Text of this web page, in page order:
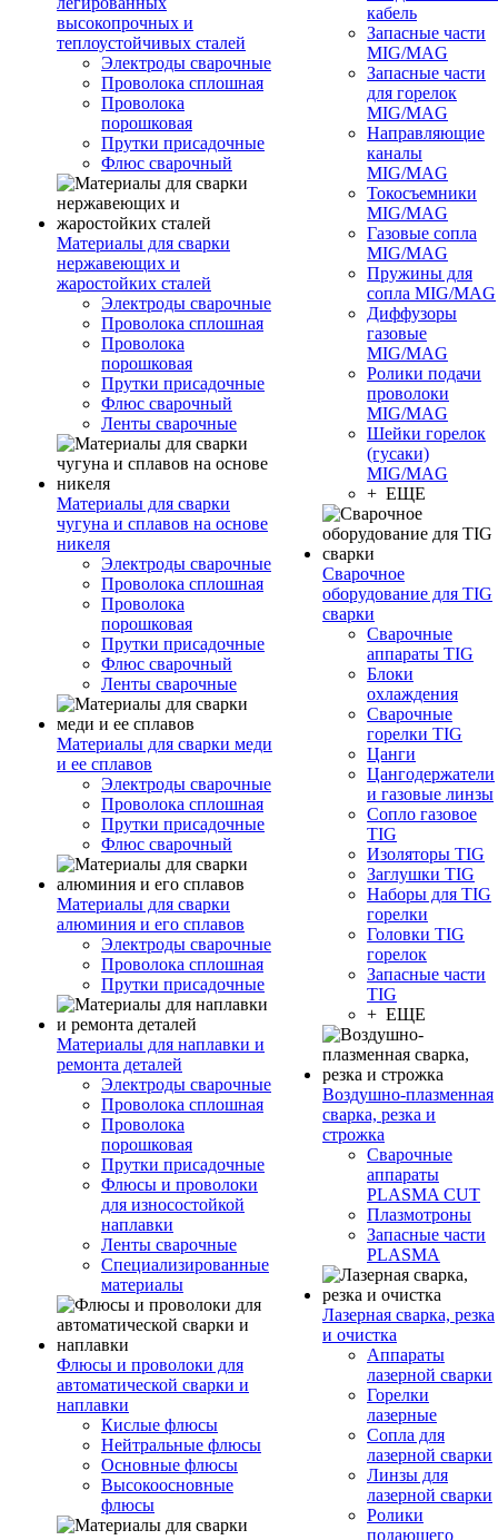
высокопрочных и
теплоустойчивых сталей
Электроды сварочные
Проволока сплошная
Проволока
порошковая
Прутки присадочные
Флюс сварочный
Материалы для сварки
нержавеющих и
жаростойких сталей
Электроды сварочные
Проволока сплошная
Проволока
порошковая
Прутки присадочные
Флюс сварочный
Ленты сварочные
Материалы для сварки
чугуна и сплавов на основе
никеля
Электроды сварочные
Проволока сплошная
Проволока
порошковая
Прутки присадочные
Флюс сварочный
Ленты сварочные
Материалы для сварки меди
и ее сплавов
Электроды сварочные
Проволока сплошная
Прутки присадочные
Флюс сварочный
Материалы для сварки
алюминия и его сплавов
Электроды сварочные
Проволока сплошная
Прутки присадочные
Материалы для наплавки и
ремонта деталей
Электроды сварочные
Проволока сплошная
Проволока
порошковая
Прутки присадочные
Флюсы и проволоки
для износостойкой
наплавки
Ленты сварочные
Специализированные
материалы
Флюсы и проволоки для
автоматической сварки и
наплавки
Кислые флюсы
Нейтральные флюсы
Основные флюсы
Высокоосновные
флюсы
кабель
Запасные части
MIG/MAG
Запасные части
для горелок
MIG/MAG
Направляющие
каналы
MIG/MAG
Токосъемники
MIG/MAG
Газовые сопла
MIG/MAG
Пружины для
сопла MIG/MAG
Диффузоры
газовые
MIG/MAG
Ролики подачи
проволоки
MIG/MAG
Шейки горелок
(гусаки)
MIG/MAG
+ ЕЩЕ
Сварочное
оборудование для TIG
сварки
Сварочные
аппараты TIG
Блоки
охлаждения
Сварочные
горелки TIG
Цанги
Цангодержатели
и газовые линзы
Сопло газовое
TIG
Изоляторы TIG
Заглушки TIG
Наборы для TIG
горелки
Головки TIG
горелок
Запасные части
TIG
+ ЕЩЕ
Воздушно-плазменная
сварка, резка и
строжка
Сварочные
аппараты
PLASMA CUT
Плазмотроны
Запасные части
PLASMA
Лазерная сварка, резка
и очистка
Аппараты
лазерной сварки
Горелки
лазерные
Сопла для
лазерной сварки
Линзы для
лазерной сварки
Ролики
подающего